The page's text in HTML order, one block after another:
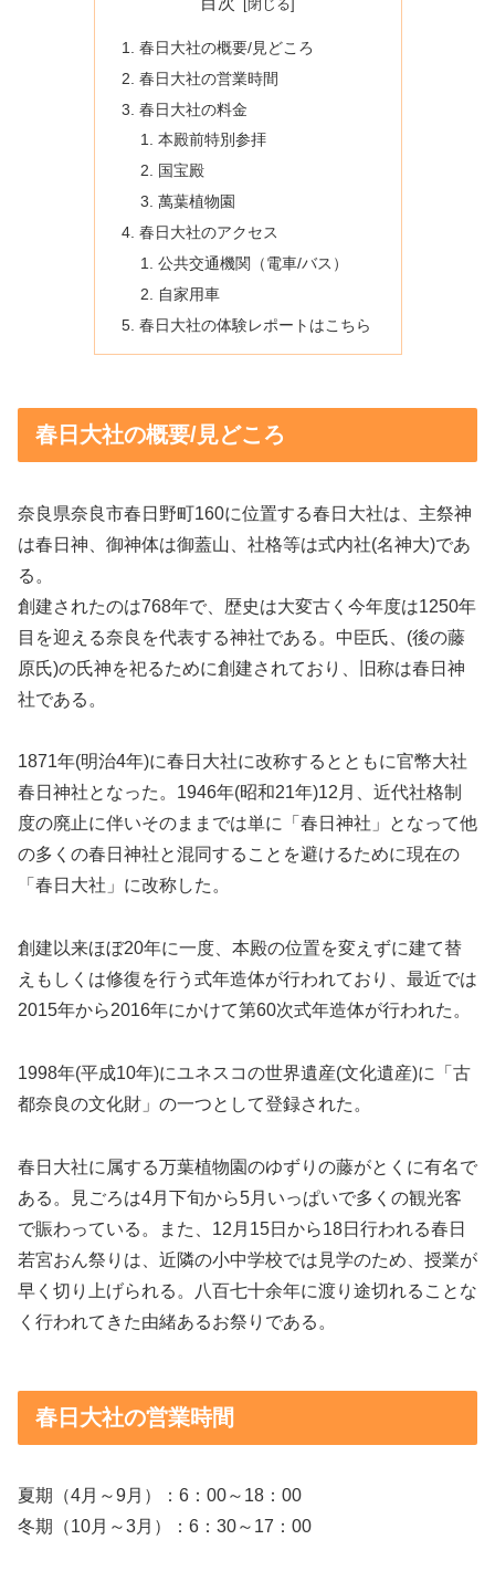
春日大社の概要/見どころ
春日大社の営業時間
春日大社の料金
本殿前特別参拝
国宝殿
萬葉植物園
春日大社のアクセス
公共交通機関（電車/バス）
自家用車
春日大社の体験レポートはこちら
春日大社の概要/見どころ
奈良県奈良市春日野町160に位置する春日大社は、主祭神
は春日神、御神体は御蓋山、社格等は式内社(名神大)であ
る。
創建されたのは768年で、歴史は大変古く今年度は1250年
目を迎える奈良を代表する神社である。中臣氏、(後の藤
原氏)の氏神を祀るために創建されており、旧称は春日神
社である。
1871年(明治4年)に春日大社に改称するとともに官幣大社
春日神社となった。1946年(昭和21年)12月、近代社格制
度の廃止に伴いそのままでは単に「春日神社」となって他
の多くの春日神社と混同することを避けるために現在の
「春日大社」に改称した。
創建以来ほぼ20年に一度、本殿の位置を変えずに建て替
えもしくは修復を行う式年造体が行われており、最近では
2015年から2016年にかけて第60次式年造体が行われた。
1998年(平成10年)にユネスコの世界遺産(文化遺産)に「古
都奈良の文化財」の一つとして登録された。
春日大社に属する万葉植物園のゆずりの藤がとくに有名で
ある。見ごろは4月下旬から5月いっぱいで多くの観光客
で賑わっている。また、12月15日から18日行われる春日
若宮おん祭りは、近隣の小中学校では見学のため、授業が
早く切り上げられる。八百七十余年に渡り途切れることな
く行われてきた由緒あるお祭りである。
春日大社の営業時間
夏期（4月～9月）：6：00～18：00
冬期（10月～3月）：6：30～17：00